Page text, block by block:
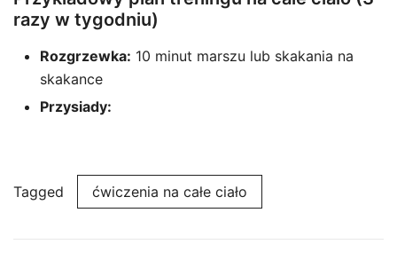
razy w tygodniu)
Rozgrzewka: 10 minut marszu lub skakania na
skakance
Przysiady:
Tagged ćwiczenia na całe ciało